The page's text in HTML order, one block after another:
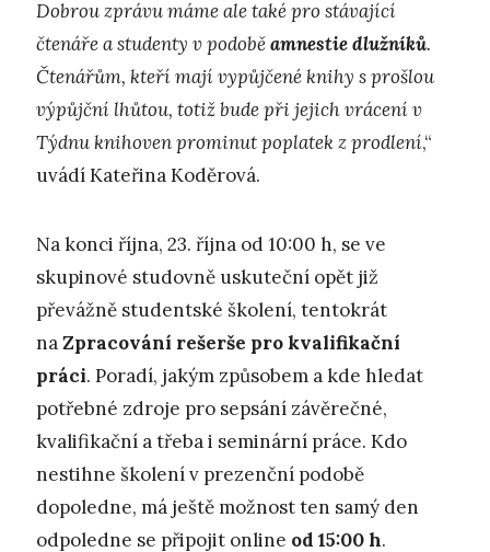
Dobrou zprávu máme ale také pro stávající
čtenáře a studenty v podoběamnestie dlužníků.
Čtenářům, kteří mají vypůjčené knihy s prošlou
výpůjční lhůtou, totiž bude při jejich vrácení v
Týdnu knihoven prominut poplatek z prodlení,“
uvádí Kateřina Koděrová.
Na konci října, 23. října od 10:00 h, se ve
skupinové studovně uskuteční opět již
převážně studentské školení, tentokrát
naZpracování rešerše pro kvalifikační
práci. Poradí, jakým způsobem a kde hledat
potřebné zdroje pro sepsání závěrečné,
kvalifikační a třeba i seminární práce. Kdo
nestihne školení v prezenční podobě
dopoledne, má ještě možnost ten samý den
odpoledne se připojit online od 15:00 h.